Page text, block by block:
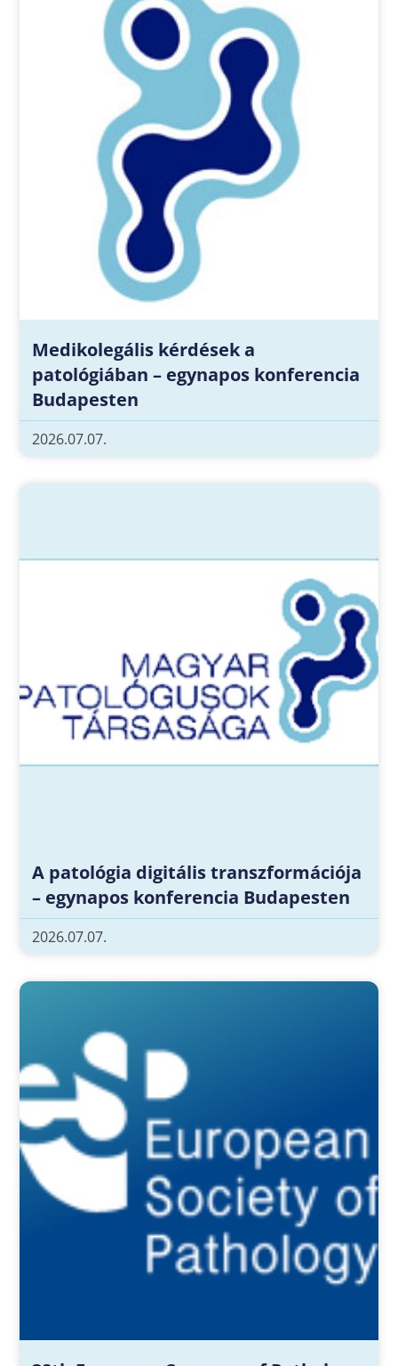
Medikolegális kérdések a
patológiában – egynapos konferencia
Budapesten
2026.07.07.
A patológia digitális transzformációja
– egynapos konferencia Budapesten
2026.07.07.